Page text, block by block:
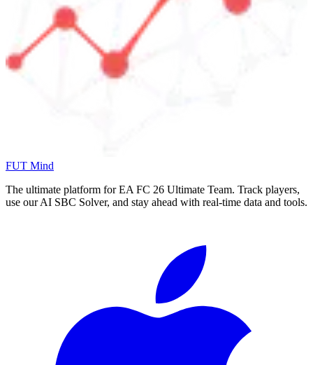
FUT Mind
The ultimate platform for EA FC 26 Ultimate Team. Track players,
use our AI SBC Solver, and stay ahead with real-time data and tools.